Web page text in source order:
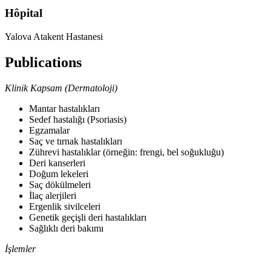
Hôpital
Yalova Atakent Hastanesi
Publications
Klinik Kapsam (Dermatoloji)
Mantar hastalıkları
Sedef hastalığı (Psoriasis)
Egzamalar
Saç ve tırnak hastalıkları
Zührevi hastalıklar (örneğin: frengi, bel soğukluğu)
Deri kanserleri
Doğum lekeleri
Saç dökülmeleri
İlaç alerjileri
Ergenlik sivilceleri
Genetik geçişli deri hastalıkları
Sağlıklı deri bakımı
İşlemler